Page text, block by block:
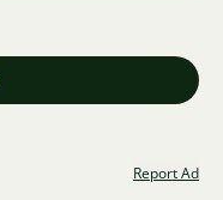
Report Ad